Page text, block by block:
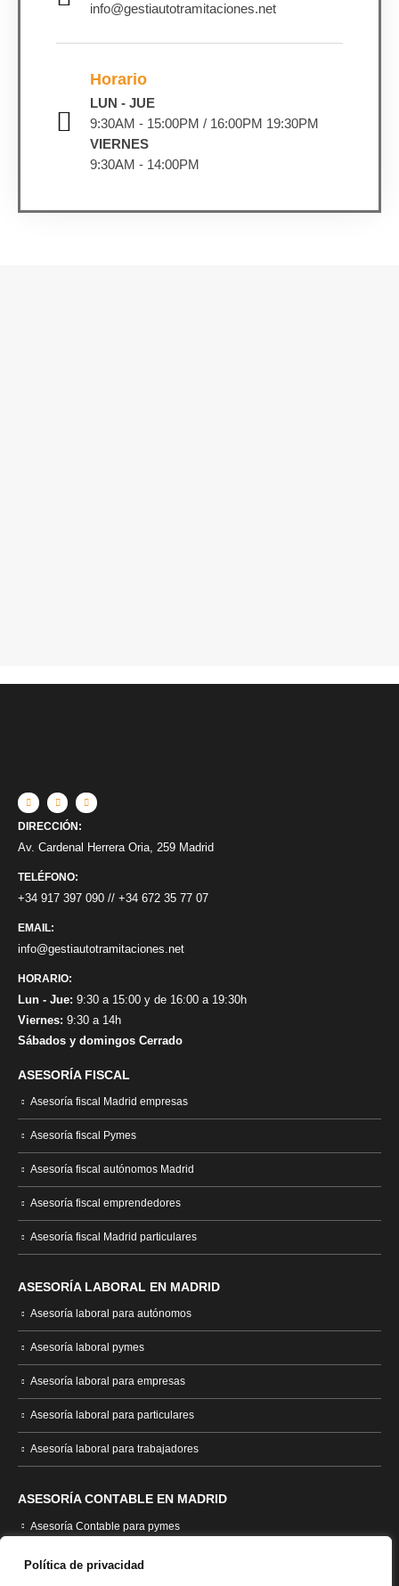
Política de privacidad
info@gestiautotramitaciones.net
Horario
LUN - JUE
9:30AM - 15:00PM / 16:00PM 19:30PM
VIERNES
9:30AM - 14:00PM
DIRECCIÓN:
Av. Cardenal Herrera Oria, 259 Madrid
TELÉFONO:
+34 917 397 090 // +34 672 35 77 07
EMAIL:
info@gestiautotramitaciones.net
HORARIO:
Lun - Jue: 9:30 a 15:00 y de 16:00 a 19:30h
Viernes: 9:30 a 14h
Sábados y domingos Cerrado
ASESORÍA FISCAL
Asesoría fiscal Madrid empresas
Asesoría fiscal Pymes
Asesoría fiscal autónomos Madrid
Asesoría fiscal emprendedores
Asesoría fiscal Madrid particulares
ASESORÍA LABORAL EN MADRID
Asesoría laboral para autónomos
Asesoría laboral pymes
Asesoría laboral para empresas
Asesoría laboral para particulares
Asesoría laboral para trabajadores
ASESORÍA CONTABLE EN MADRID
Asesoría Contable para pymes
Asesoría contable empresas